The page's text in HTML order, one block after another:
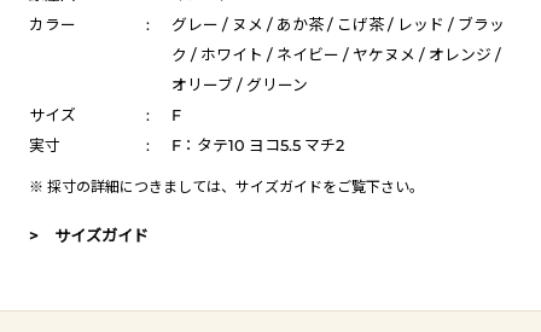
カラー
:
グレー / ヌメ / あか茶 / こげ茶 / レッド / ブラッ
ク / ホワイト / ネイビー / ヤケヌメ / オレンジ /
オリーブ / グリーン
サイズ
:
F
実寸
: F：タテ10 ヨコ5.5 マチ2
※ 採寸の詳細につきましては、 サイズガイドをご覧下さい。
> サイズガイド